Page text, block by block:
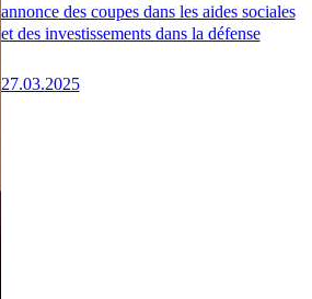
annonce des coupes dans les aides sociales
et des investissements dans la défense
27.03.2025